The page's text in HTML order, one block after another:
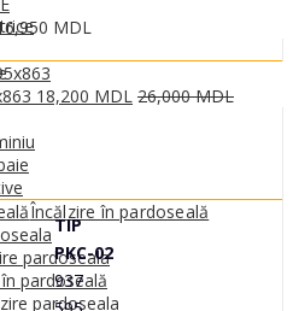
Încălzire în pardoseală
pardoseala
pardoseală
pardoseala
MDL
18,200 MDL 26,000MDL
TIP
PKC-02
937